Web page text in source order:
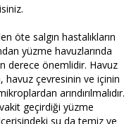
öte salgın hastalıkların
yüzme havuzlarında
derece önemlidir. Havuz
havuz çevresinin ve içinin
arındırılmalıdır.
geçirdiği yüzme
su da temiz ve